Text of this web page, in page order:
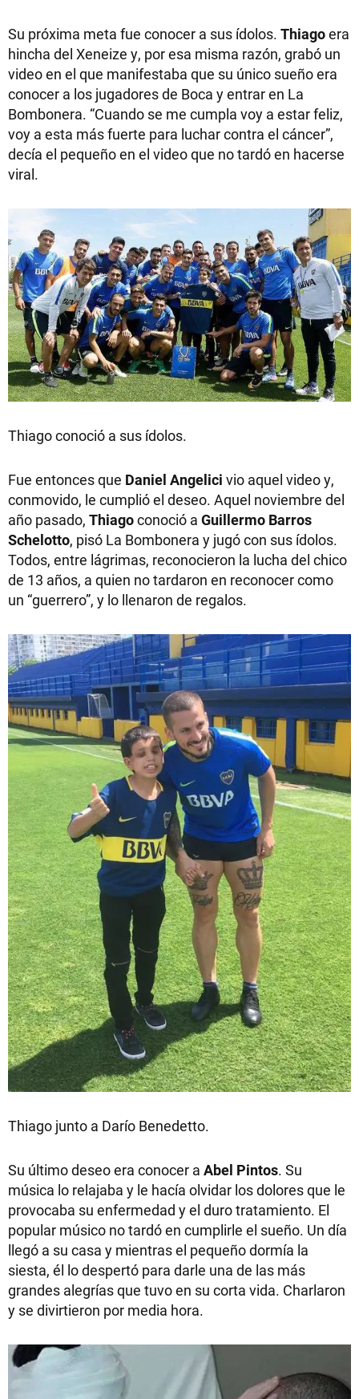
Su próxima meta fue conocer a sus ídolos. Thiagoera
hincha del Xeneize y, por esa misma razón, grabó un
video en el que manifestaba que su único sueño era
conocer a los jugadores de Boca y entrar en La
Bombonera. “Cuando se me cumpla voy a estar feliz,
voy a esta más fuerte para luchar contra el cáncer”,
decía el pequeño en el video que no tardó en hacerse
viral.
Thiago conoció a sus ídolos.
Fue entonces que Daniel Angelici vio aquel video y,
conmovido, le cumplió el deseo. Aquel noviembre del
año pasado, Thiagoconoció a Guillermo Barros
Schelotto, pisó La Bombonera y jugó con sus ídolos.
Todos, entre lágrimas, reconocieron la lucha del chico
de 13 años, a quien no tardaron en reconocer como
un “guerrero”, y lo llenaron de regalos.
Thiago junto a Darío Benedetto.
Su último deseo era conocer a Abel Pintos. Su
música lo relajaba y le hacía olvidar los dolores que le
provocaba su enfermedad y el duro tratamiento. El
popular músico no tardó en cumplirle el sueño. Un día
llegó a su casa y mientras el pequeño dormía la
siesta, él lo despertó para darle una de las más
grandes alegrías que tuvo en su corta vida. Charlaron
y se divirtieron por media hora.